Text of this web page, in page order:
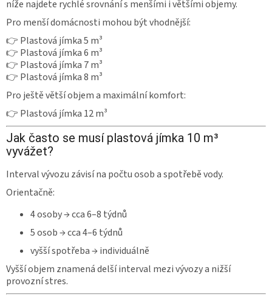
níže najdete rychlé srovnání s menšími i většími objemy.
Pro menší domácnosti mohou být vhodnější:
👉 Plastová jímka 5 m³
👉 Plastová jímka 6 m³
👉 Plastová jímka 7 m³
👉 Plastová jímka 8 m³
Pro ještě větší objem a maximální komfort:
👉 Plastová jímka 12 m³
Jak často se musí plastová jímka 10 m³
vyvážet?
Interval vývozu závisí na počtu osob a spotřebě vody.
Orientačně:
4 osoby → cca 6–8 týdnů
5 osob → cca 4–6 týdnů
vyšší spotřeba → individuálně
Vyšší objem znamená delší interval mezi vývozy a nižší
provozní stres.